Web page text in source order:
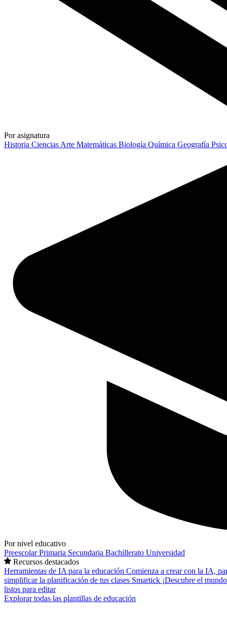
Por asignatura
Historia Ciencias Arte Matemáticas Biología Química Geografía
Por nivel educativo
PreescolarPrimaria Secundaria Bachillerato Universidad
Recursos destacados
Herramientas de IA para la educación Comienza a crear con la IA,
simplificar la planificación de tus clases Smartick ¡Descubre el
listos para editar
Explorar todas las plantillas de educación